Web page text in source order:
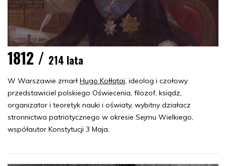
1812 / 214 lata
W Warszawie zmarł Hugo Kołłątaj , ideolog i czołowy
przedstawiciel polskiego Oświecenia, filozof, ksiądz,
organizator i teoretyk nauki i oświaty, wybitny działacz
stronnictwa patriotycznego w okresie Sejmu Wielkiego,
współautor Konstytucji 3 Maja.